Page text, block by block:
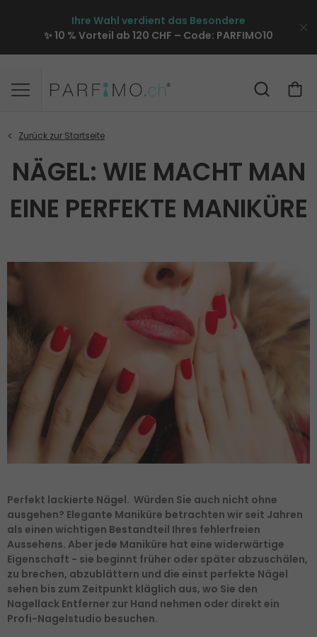
Ihre Wahl verdient das Besondere
✨ 10 % Vorteil ab 120 CHF – Code: PARFIMO10
NÄGEL: WIE MACHT MAN
EINE PERFEKTE MANIKÜRE
Perfekt lackierte Nägel. Würden Sie auch nicht ohne
ausgehen? Elegante Maniküre betrachten wir seit Jahren
als einen wichtigen Bestandteil Ihres fehlerfreien
Aussehens. Aber jede Maniküre hat eine widerwärtige
Eigenschaft - sie beginnt früher oder später abzuschälen,
zu brechen, abzublättern und die einst perfekte Nägel
sehen bis zum Zeitpunkt kläglich aus, wo Sie den
Nagellack Entferner zur Hand nehmen oder direkt ein
Profi-Nagelstudio besuchen.